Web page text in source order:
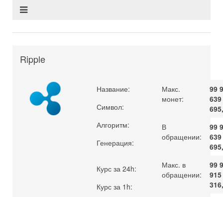
Ripple
Название:
Ripple
Символ:
Алгоритм:
RPCA
Генерация:
RPCA
Курс за 24h:
0.4604
Курс за 1h:
Макс.
монет:
99
639
В
обращении:
99
639
Макс. в
обращении:
99
915